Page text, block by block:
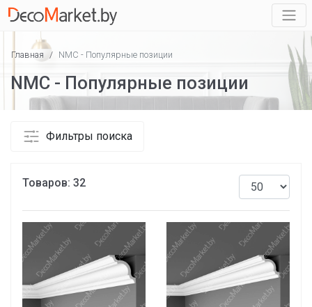
Главная / NMC - Популярные позиции
NMC - Популярные позиции
Фильтры поиска
Товаров: 32